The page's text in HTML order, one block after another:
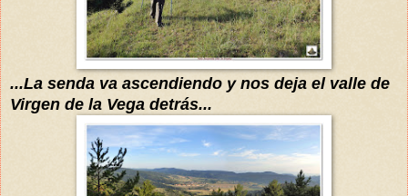
...La senda va ascendiendo y nos deja el valle de
Virgen de la Vega detrás...